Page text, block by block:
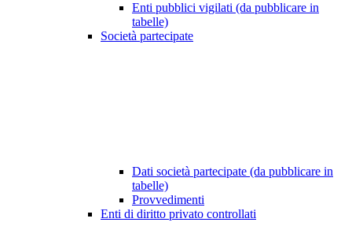
Enti pubblici vigilati (da pubblicare in
tabelle)
Società partecipate
Dati società partecipate (da pubblicare in
tabelle)
Provvedimenti
Enti di diritto privato controllati